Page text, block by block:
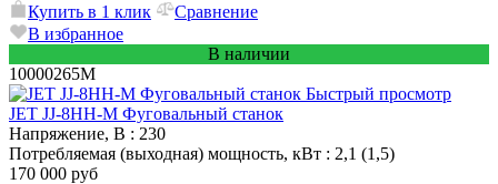
Купить в 1 клик
Сравнение
В избранное
В наличии
10000265M
Быстрый просмотр
JET JJ-8HH-M Фуговальный станок
Напряжение, В : 230
Потребляемая (выходная) мощность, кВт : 2,1 (1,5)
170 000 руб